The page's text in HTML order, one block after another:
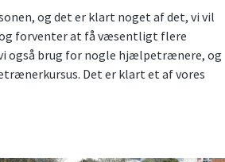
og det er klart noget af det, vi vil
og forventer at få væsentligt flere
også brug for nogle hjælpetrænere, og
Det er klart et af vores